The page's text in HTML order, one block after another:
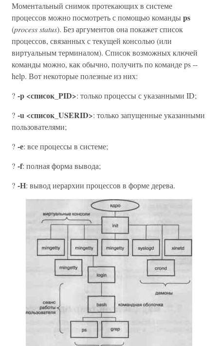
Моментальный снимок протекающих в системе
процессов можно посмотреть с помощью командыps
(process status). Без аргументов она покажет список
процессов, связанных с текущей консолью (или
виртуальным терминалом). Список возможных ключей
команды можно, как обычно, получить по команде ps --
help. Вот некоторые полезные из них:
? -p <список_PID>: только процессы с указанными ID;
? -u <список_USERID>: только запущенные указанными
пользователями;
? -е: все процессы в системе;
? -f: полная форма вывода;
? -Н: вывод иерархии процессов в форме дерева.